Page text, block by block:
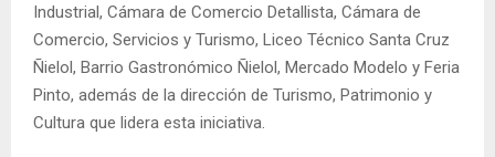
Industrial, Cámara de Comercio Detallista, Cámara de
Comercio, Servicios y Turismo, Liceo Técnico Santa Cruz
Ñielol, Barrio Gastronómico Ñielol, Mercado Modelo y Feria
Pinto, además de la dirección de Turismo, Patrimonio y
Cultura que lidera esta iniciativa.